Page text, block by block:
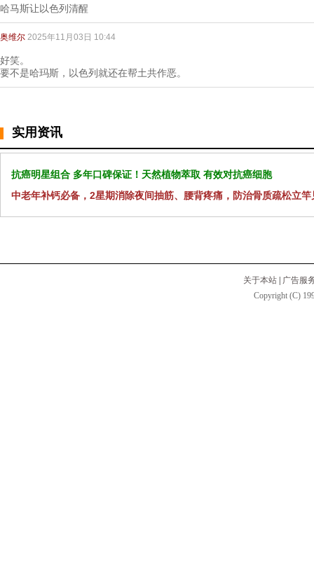
哈马斯让以色列清醒
奥维尔 2025年11月03日 10:44
好笑。
要不是哈玛斯，以色列就还在帮土共作恶。
实用资讯
抗癌明星组合 多年口碑保证！天然植物萃取 有效对抗癌细胞
中老年补钙必备，2星期消除夜间抽筋、腰背疼痛，防治骨质疏松立竿
关于本站
广告服
Copyright (C)